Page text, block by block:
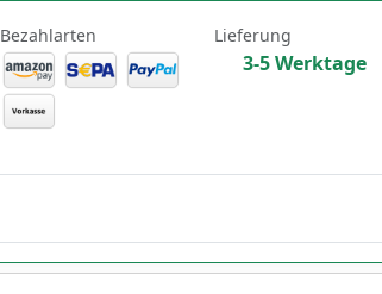
Bezahlarten Lieferung
3-5 Werktage